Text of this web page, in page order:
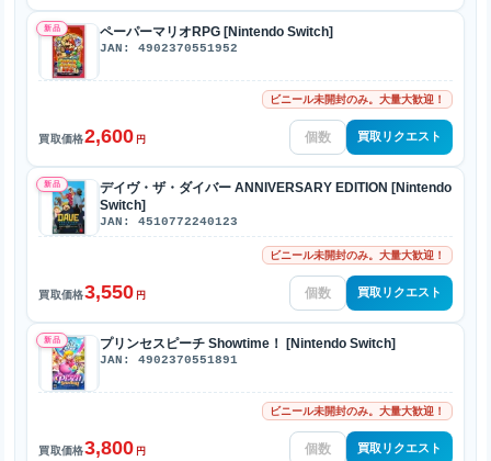
新品 ペーパーマリオRPG [Nintendo Switch]
JAN: 4902370551952
ビニール未開封のみ。大量大歓迎！
買取価格2,600 円 買取リクエスト
新品
デイヴ・ザ・ダイバー ANNIVERSARY EDITION [Nintendo
Switch]
JAN: 4510772240123
ビニール未開封のみ。大量大歓迎！
買取価格3,550 円 買取リクエスト
新品 プリンセスピーチ Showtime！ [Nintendo Switch]
JAN: 4902370551891
ビニール未開封のみ。大量大歓迎！
買取価格3,800 円 買取リクエスト